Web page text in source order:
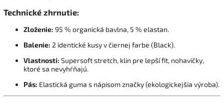
Technické zhrnutie:
Zloženie: 95 % organická bavlna, 5 % elastan.
Balenie: 2 identické kusy v čiernej farbe (Black).
Vlastnosti: Supersoft stretch, klin pre lepší fit, nohavičky,
ktoré sa nevyhŕňajú.
Pás: Elastická guma s nápisom značky (ekologickejšia výroba).